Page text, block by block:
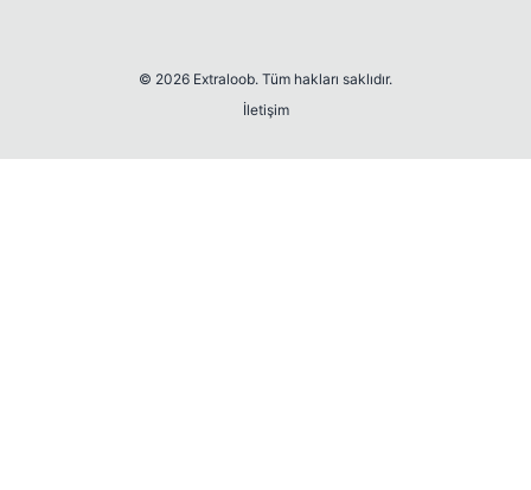
© 2026 Extraloob. Tüm hakları saklıdır.
İletişim